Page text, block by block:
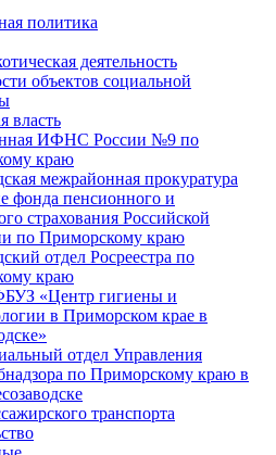
политика
деятельность
объектов социальной
власть
ИФНС России №9 по
краю
межрайонная прокуратура
фонда пенсионного и
страхования Российской
по Приморскому краю
отдел Росреестра по
краю
«Центр гигиены и
в Приморском крае в
отдел Управления
по Приморскому краю в
транспорта